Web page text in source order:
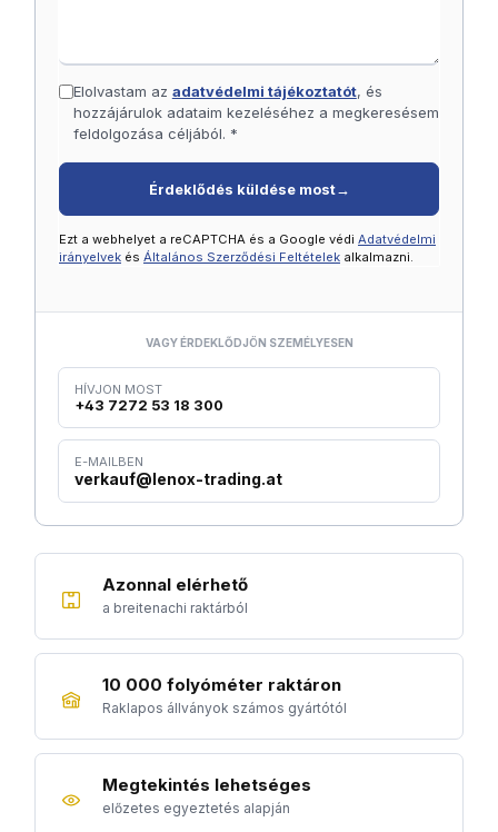
Elolvastam az adatvédelmi tájékoztatót, és
hozzájárulok adataim kezeléséhez a megkeresésem
feldolgozása céljából. *
Érdeklődés küldése most→
Ezt a webhelyet a reCAPTCHA és a Google védi Adatvédelmi
irányelvek és Általános Szerződési Feltételek alkalmazni.
VAGY ÉRDEKLŐDJÖN SZEMÉLYESEN
HÍVJON MOST
+43 7272 53 18 300
E-MAILBEN
verkauf@lenox-trading.at
Azonnal elérhető
a breitenachi raktárból
10 000 folyóméter raktáron
Raklapos állványok számos gyártótól
Megtekintés lehetséges
előzetes egyeztetés alapján